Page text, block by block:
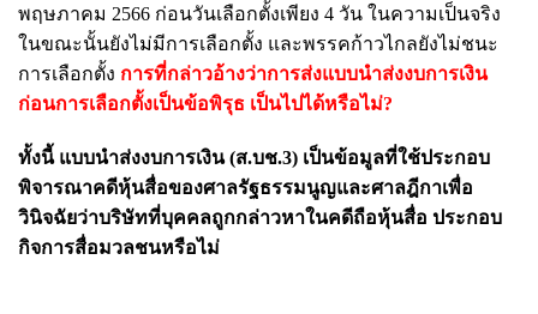
พฤษภาคม 2566 ก่อนวันเลือกตั้งเพียง 4 วัน ในความเป็นจริง
ในขณะนั้นยังไม่มีการเลือกตั้ง และพรรคก้าวไกลยังไม่ชนะ
การเลือกตั้ง การที่กล่าวอ้างว่าการส่งแบบนำส่งงบการเงิน
ก่อนการเลือกตั้งเป็นข้อพิรุธ เป็นไปได้หรือไม่?
ทั้งนี้ แบบนำส่งงบการเงิน (ส.บช.3) เป็นข้อมูลที่ใช้ประกอบ
พิจารณาคดีหุ้นสื่อของศาลรัฐธรรมนูญและศาลฎีกาเพื่อ
วินิจฉัยว่าบริษัทที่บุคคลถูกกล่าวหาในคดีถือหุ้นสื่อ ประกอบ
กิจการสื่อมวลชนหรือไม่